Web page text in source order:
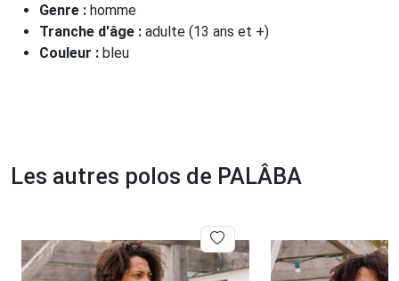
Genre : homme
Tranche d'âge : adulte (13 ans et +)
Couleur : bleu
Les autres polos de PALÂBA